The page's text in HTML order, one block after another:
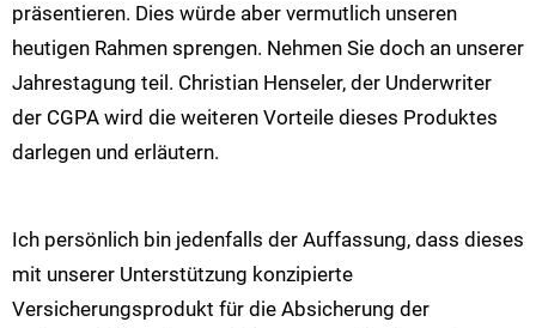
präsentieren. Dies würde aber vermutlich unseren
heutigen Rahmen sprengen. Nehmen Sie doch an unserer
Jahrestagung teil. Christian Henseler, der Underwriter
der CGPA wird die weiteren Vorteile dieses Produktes
darlegen und erläutern.
Ich persönlich bin jedenfalls der Auffassung, dass dieses
mit unserer Unterstützung konzipierte
Versicherungsprodukt für die Absicherung der